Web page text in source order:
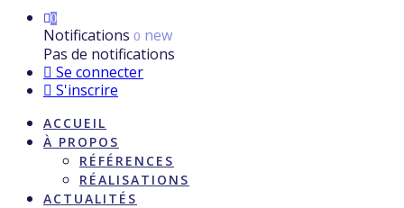
0
Notifications 0 new
Pas de notifications
Se connecter
S'inscrire
ACCUEIL
À PROPOS
RÉFÉRENCES
RÉALISATIONS
ACTUALITÉS